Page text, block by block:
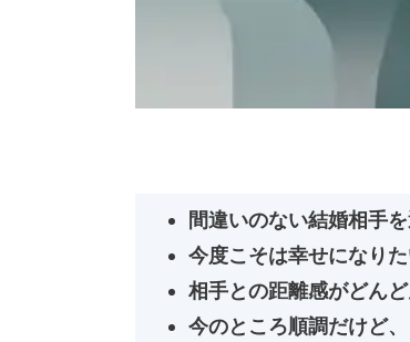
間違いのない結婚相手
今度こそは幸せになり
相手との距離感がどん
今のところ順調だけど